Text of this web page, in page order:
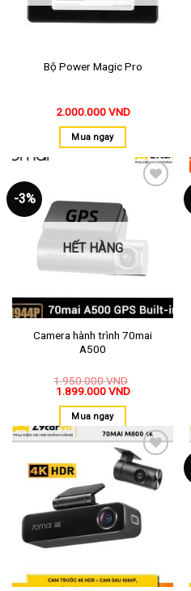
Bộ Power Magic Pro
2.000.000VND
Mua ngay
-3%
HẾT HÀNG
Camera hành trình 70mai
A500
1.950.000VND
1.899.000VND
Mua ngay
Thêm
vào
yêu